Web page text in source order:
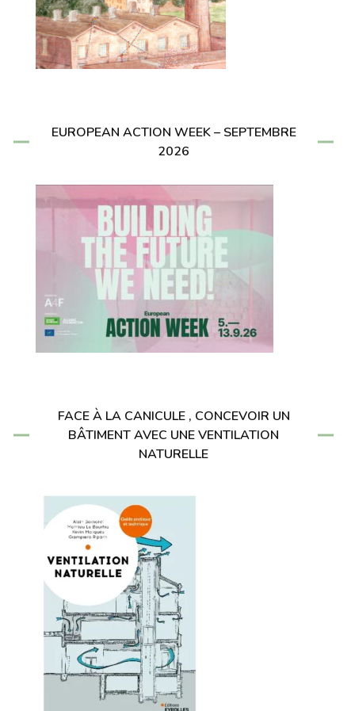
EUROPEAN ACTION WEEK – SEPTEMBRE
2026
FACE À LA CANICULE , CONCEVOIR UN
BÂTIMENT AVEC UNE VENTILATION
NATURELLE